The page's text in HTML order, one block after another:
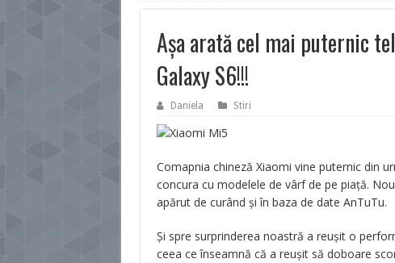
Așa arată cel mai puternic
Galaxy S6!!!
Daniela Stiri
Comapnia chineză Xiaomi vine puternic din
concura cu modelele de vârf de pe piață.
apărut de curând și în baza de date AnTuTu.
Și spre surprinderea noastră a reușit o
ceea ce înseamnă că a reușit să doboare